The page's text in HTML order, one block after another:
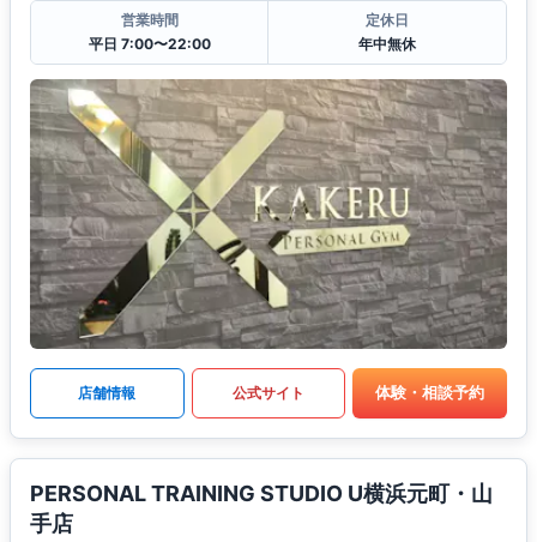
営業時間
平日 7:00〜22:00
定休日
年中無休
店舗情報 公式サイト 体験・相談予約
PERSONAL TRAINING STUDIO U横浜元町・山
手店